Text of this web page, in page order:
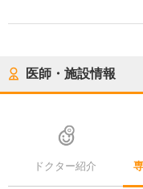
医師・施設情報
ドクター紹介